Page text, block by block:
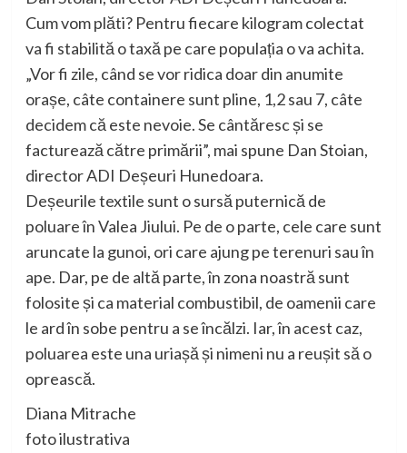
Cum vom plăti? Pentru fiecare kilogram colectat
va fi stabilită o taxă pe care populația o va achita.
„Vor fi zile, când se vor ridica doar din anumite
orașe, câte containere sunt pline, 1,2 sau 7, câte
decidem că este nevoie. Se cântăresc și se
facturează către primării”, mai spune Dan Stoian,
director ADI Deșeuri Hunedoara.
Deșeurile textile sunt o sursă puternică de
poluare în Valea Jiului. Pe de o parte, cele care sunt
aruncate la gunoi, ori care ajung pe terenuri sau în
ape. Dar, pe de altă parte, în zona noastră sunt
folosite și ca material combustibil, de oamenii care
le ard în sobe pentru a se încălzi. Iar, în acest caz,
poluarea este una uriașă și nimeni nu a reușit să o
oprească.
Diana Mitrache
foto ilustrativa